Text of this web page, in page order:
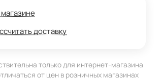
магазине
доставку
только для интернет-магазина
от цен в розничных магазинах